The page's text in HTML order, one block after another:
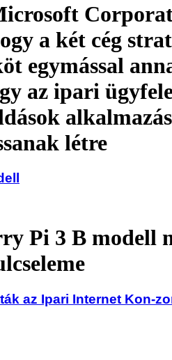
a két cég
egymással
az ipari
létre
Pi 3 B modell
az Ipari Internet Kon-